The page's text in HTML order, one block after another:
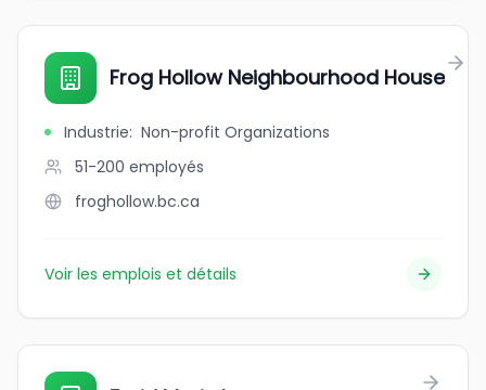
Frog Hollow Neighbourhood House
Industrie: Non-profit Organizations
51-200 employés
froghollow.bc.ca
Voir les emplois et détails